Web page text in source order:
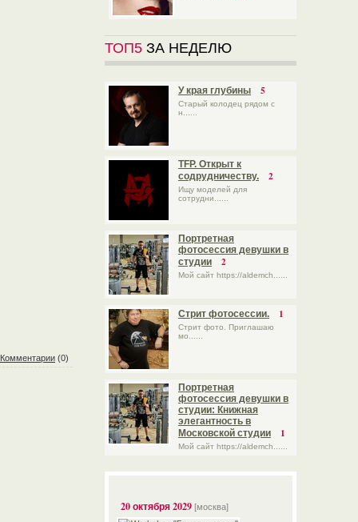
Комментарии (0)
ТОП5 ЗА НЕДЕЛЮ
У края глубины 5
Старый колодец рядом с
н......
TFP. Открыт к
содрудничеству.
2
Ищу моделей для
сотрудни......
Портретная
фотосессия девушки в
студии
2
Мой сайт https://aldemch......
Стрит фотосессии. 1
Стрит фото. Приглашаю
мо......
Портретная
фотосессия девушки в
студии: Книжная
элегантность в
Московской студии
1
Мой сайт https://aldemch......
20 октября 2029 [москва]